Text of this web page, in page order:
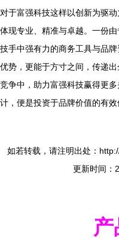
对于富强科技这样以创新为驱
体现专业、精准与卓越。一份
技手中强有力的商务工具与品
优势，更能于方寸之间，传递
竞争中，助力富强科技赢得更
计，便是投资于品牌价值的有效
如若转载，请注明出处：
更新时间：